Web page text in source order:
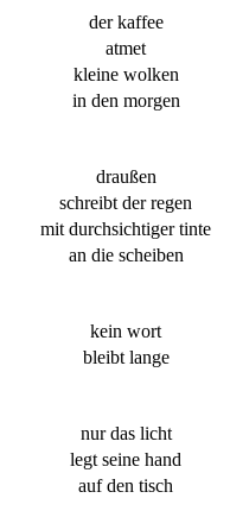
der kaffee
atmet
kleine wolken
in den morgen
draußen
schreibt der regen
mit durchsichtiger tinte
an die scheiben
kein wort
bleibt lange
nur das licht
legt seine hand
auf den tisch